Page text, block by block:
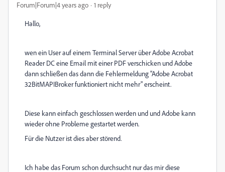
Forum|Forum|4 years ago 1 reply
Hallo,
wen ein User auf einem Terminal Server über Adobe Acrobat
Reader DC eine Email mit einer PDF verschicken und Adobe
dann schließen das dann die Fehlermeldung "Adobe Acrobat
32BitMAPIBroker funktioniert nicht mehr" erscheint.
Diese kann einfach geschlossen werden und und Adobe kann
wieder ohne Probleme gestartet werden.
Für die Nutzer ist dies aber störend.
Ich habe das Forum schon durchsucht nur das mir diese